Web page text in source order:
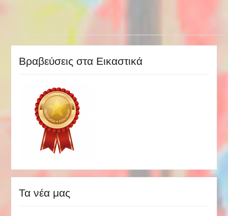
Βραβεύσεις στα Εικαστικά
Τα νέα μας